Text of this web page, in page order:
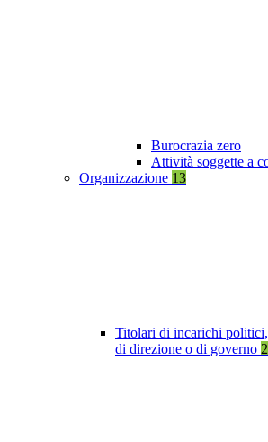
Burocrazia zero
Attività soggette a
Organizzazione 13
Titolari di incarichi
di direzione o di governo 2